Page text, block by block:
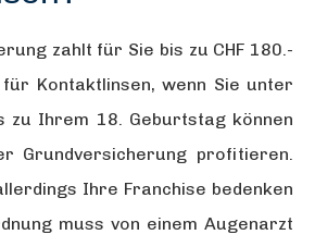
zahlt für Sie bis zu CHF 180.-
Kontaktlinsen, wenn Sie unter
zu Ihrem 18. Geburtstag können
Grundversicherung profitieren.
Ihre Franchise bedenken
muss von einem Augenarzt